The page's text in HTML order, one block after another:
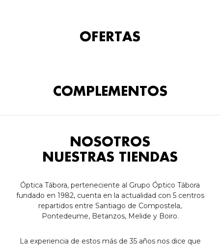
OFERTAS
COMPLEMENTOS
NOSOTROS
NUESTRAS TIENDAS
Óptica Tábora, perteneciente al Grupo Óptico Tábora
fundado en 1982, cuenta en la actualidad con 5 centros
repartidos entre Santiago de Compostela,
Pontedeume, Betanzos, Melide y Boiro.
La experiencia de estos más de 35 años nos dice que